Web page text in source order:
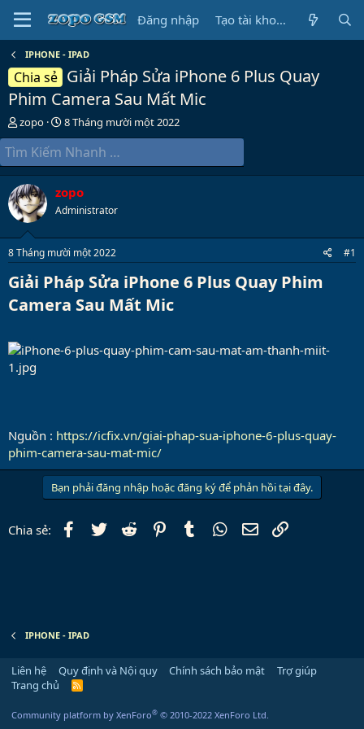
Đăng nhập Tạo tài khoản
IPHONE - IPAD
Chia sẻ Giải Pháp Sửa iPhone 6 Plus Quay
Phim Camera Sau Mất Mic
B
ắ
t
đ
ầ
u
zopo
N
g
à
y
b
ắ
t
ầ
u
8 Tháng mười một 2022
zopo
Administrator
8 Tháng mười một 2022 #1
Giải Pháp Sửa iPhone 6 Plus Quay Phim
Camera Sau Mất Mic​
Nguồn : https://icfix.vn/giai-phap-sua-iphone-6-plus-quay-
phim-camera-sau-mat-mic/
Bạn phải đăng nhập hoặc đăng ký để phản hồi tại đây.
Chia sẻ: Facebook
Twitter Reddit PinterestTumblr WhatsApp
Email
IPHONE - IPAD
Liên hệ Quy định và Nội quy Chính sách bảo mật
Trợ giúp
Trang chủ
R
Community platform by XenForo® © 2010-2022 XenForo Ltd.